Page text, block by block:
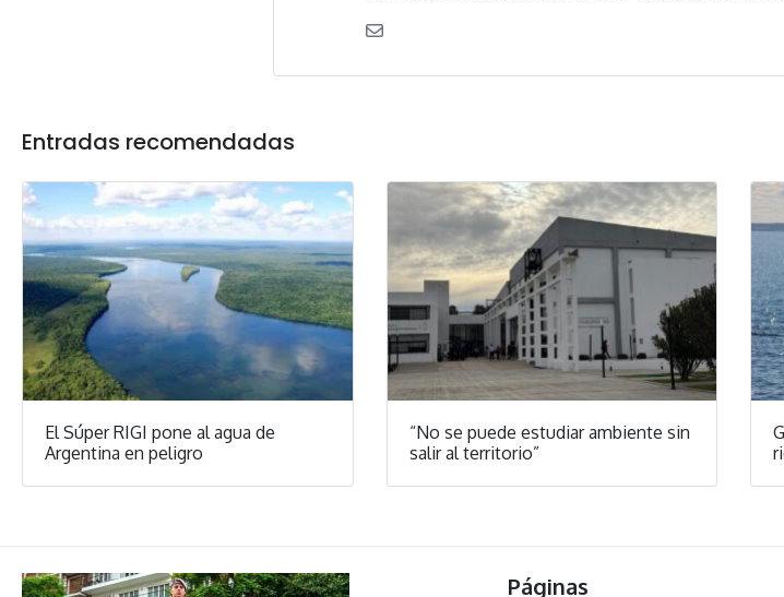
Entradas recomendadas
El Súper RIGI pone al agua de
Argentina en peligro
“No se puede estudiar ambiente sin
salir al territorio”
Páginas